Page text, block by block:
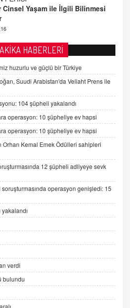
CAN DOĞAN
korunması ve dijital hukukun
Hangi Önlemler Alınmalı?
Adana'yı da Ziyaret Etse...
Yüzüne Vurulan Şamar:
ASLAN
Algı Ne? "Beraber Yürüyoruz"
HABERLERİ
huzurlu ve güçlü bir Türkiye
Suudi Arabistan'da Veliaht Prens ile
104 şüpheli yakalandı
operasyon: 10 şüpheliye ev hapsi
operasyon: 10 şüpheliye ev hapsi
Orhan Kemal Emek Ödülleri sahipleri
12 şüpheli adliyeye sevk
soruşturmasında operasyon genişledi: 15
yakalandı
verdi
bulundu